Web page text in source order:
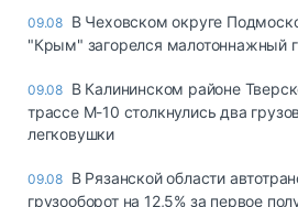
09.08 В Чеховском округе
"Крым" загорелся малотоннажный
09.08 В Калининском районе
трассе М-10 столкнулись два
легковушки
09.08 В Рязанской области
грузооборот на 12,5% за первое